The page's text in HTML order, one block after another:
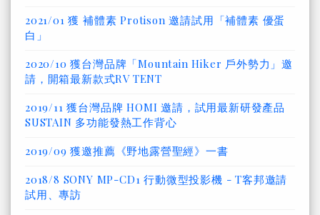
2021/01 獲 補體素 Protison 邀請試用「補體素 優蛋
白」
2020/10 獲台灣品牌「Mountain Hiker 戶外勢力」邀
請，開箱最新款式RV TENT
2019/11 獲台灣品牌 HOMI 邀請，試用最新研發產品
SUSTAIN 多功能發熱工作背心
2019/09 獲邀推薦《野地露營聖經》一書
2018/8 SONY MP-CD1 行動微型投影機 - T客邦邀請
試用、專訪